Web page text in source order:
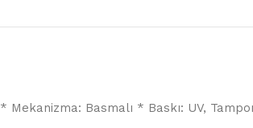
* Mekanizma: Basmalı * Baskı: UV,